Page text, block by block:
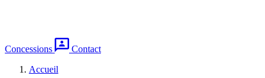
Concessions
Contact
Accueil